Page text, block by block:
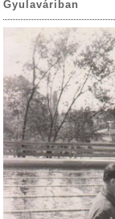
Gyulaváriban